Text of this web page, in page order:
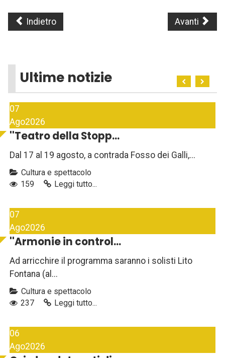
Indietro Avanti
Ultime notizie
07
Ago2026
''Teatro della Stopp...
Dal 17 al 19 agosto, a contrada Fosso dei Galli,...
Cultura e spettacolo
159
Leggi tutto...
07
Ago2026
''Armonie in control...
Ad arricchire il programma saranno i solisti Lito
Fontana (al...
Cultura e spettacolo
237
Leggi tutto...
06
Ago2026